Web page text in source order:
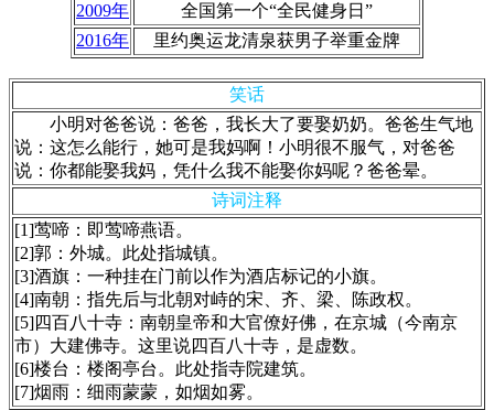
2009年
全国第一个“全民健身日”
2016年
里约奥运龙清泉获男子举重金牌
笑话
小明对爸爸说：爸爸，我长大了要娶奶奶。爸爸生气地
说：这怎么能行，她可是我妈啊！小明很不服气，对爸爸
说：你都能娶我妈，凭什么我不能娶你妈呢？爸爸晕。
诗词注释
[1]莺啼：即莺啼燕语。
[2]郭：外城。此处指城镇。
[3]酒旗：一种挂在门前以作为酒店标记的小旗。
[4]南朝：指先后与北朝对峙的宋、齐、梁、陈政权。
[5]四百八十寺：南朝皇帝和大官僚好佛，在京城（今南京
市）大建佛寺。这里说四百八十寺，是虚数。
[6]楼台：楼阁亭台。此处指寺院建筑。
[7]烟雨：细雨蒙蒙，如烟如雾。